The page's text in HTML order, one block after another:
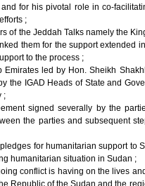
for his pivotal role in co-
;
of the Jeddah Talks namely the
them for the support extended
to the process ;
led by Hon. Sheikh
the IGAD Heads of State and
;
signed severally by the
the parties and subsequent
for humanitarian support
humanitarian situation in Sudan ;
conflict is having on the lives
Republic of the Sudan and the